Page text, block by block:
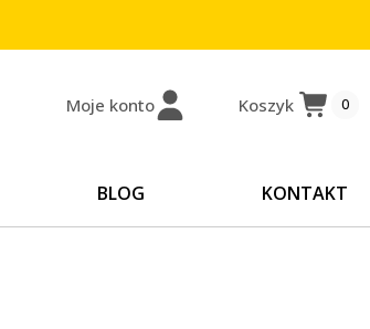
Moje konto Koszyk 0
BLOG KONTAKT